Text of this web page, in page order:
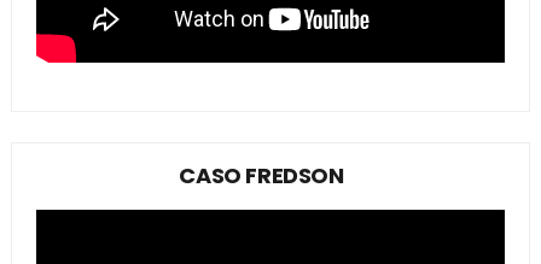
CASO FREDSON